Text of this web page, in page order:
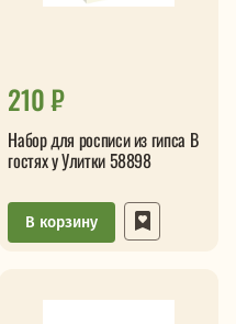
210 ₽
Набор для росписи из гипса В
гостях у Улитки 58898
В корзину